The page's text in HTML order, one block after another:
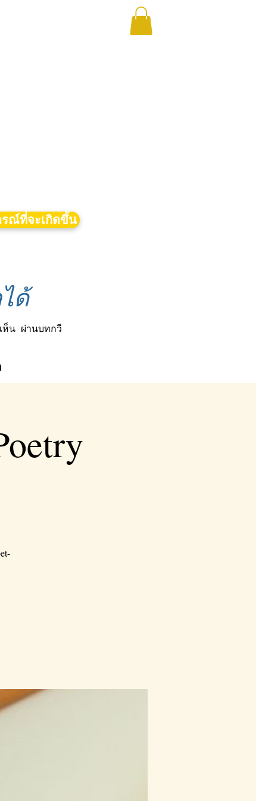
รณ์ที่จะเกิดขึ้น
ด้
ห็น ผ่านบทกวี